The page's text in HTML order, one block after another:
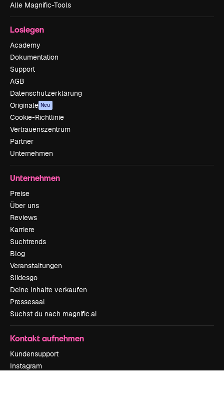
Alle Magnific-Tools
Loslegen
Academy
Dokumentation
Support
AGB
Datenschutzerklärung
Originale Neu
Cookie-Richtlinie
Vertrauenszentrum
Partner
Unternehmen
Unternehmen
Preise
Über uns
Reviews
Karriere
Suchtrends
Blog
Veranstaltungen
Slidesgo
Deine Inhalte verkaufen
Pressesaal
Suchst du nach magnific.ai
Kontakt aufnehmen
Kundensupport
Instagram